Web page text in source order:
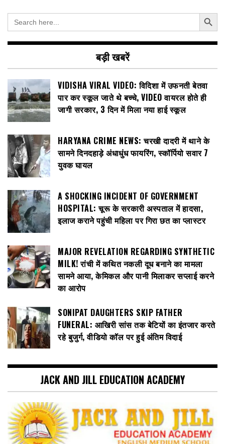
Search
for:
Search Button
बड़ी खबरें
VIDISHA VIRAL VIDEO: विदिशा में उफनती बेतवा
पार कर स्कूल जाते थे बच्चे, VIDEO वायरल होते ही
जागी सरकार, 3 दिन में मिला नया हाई स्कूल
HARYANA CRIME NEWS: चरखी दादरी में थाने के
सामने दिनदहाड़े अंधाधुंध फायरिंग, स्कॉर्पियो सवार 7
युवक घायल
A SHOCKING INCIDENT OF GOVERNMENT
HOSPITAL: चूरू के सरकारी अस्पताल में हादसा,
इलाज कराने पहुंची महिला पर गिरा छत का प्लास्टर
MAJOR REVELATION REGARDING SYNTHETIC
MILK! रांची में कथित नकली दूध बनाने का मामला
सामने आया, केमिकल और पानी मिलाकर सप्लाई करने
का आरोप
SONIPAT DAUGHTERS SKIP FATHER
FUNERAL: आखिरी सांस तक बेटियों का इंतजार करते
रहे बुजुर्ग, वीडियो कॉल पर हुई अंतिम विदाई
JACK AND JILL EDUCATION ACADEMY